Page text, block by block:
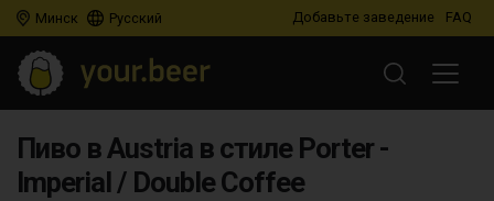
Минск Русский Добавьте заведение FAQ
Пиво в Austria в стиле Porter -
Imperial / Double Coffee